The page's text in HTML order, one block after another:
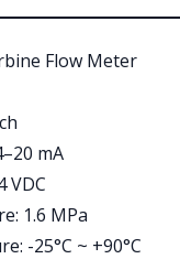
Flow Meter
mA
VDC
1.6 MPa
-25°C ~ +90°C